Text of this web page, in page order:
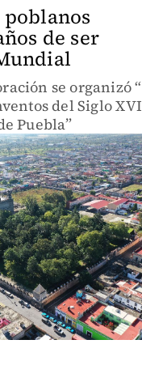
de ser
se organizó
del Siglo
Puebla”